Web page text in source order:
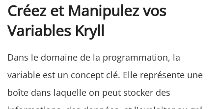
Créez et Manipulez vos
Variables Kryll
Dans le domaine de la programmation, la
variable est un concept clé. Elle représente une
boîte dans laquelle on peut stocker des